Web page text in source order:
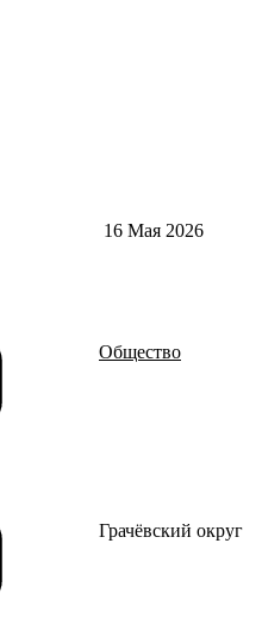
16 Мая 2026
Общество
Грачёвский округ